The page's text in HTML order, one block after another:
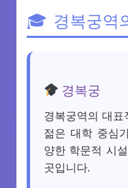
경복궁역
경복궁
경복궁역의 대표
젊은 대학 중심
양한 학문적 시
곳입니다.